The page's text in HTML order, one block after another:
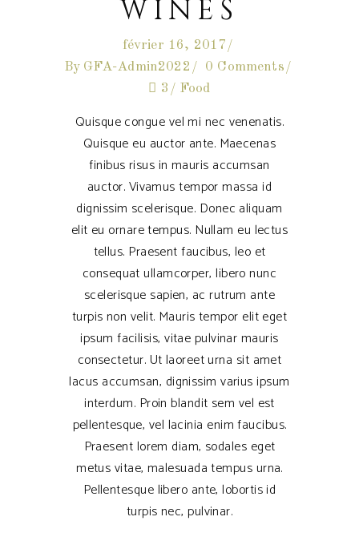
WINES
février 16, 2017
By GFA-Admin2022
0 Comments
3
Food
Quisque congue vel mi nec venenatis.
Quisque eu auctor ante. Maecenas
finibus risus in mauris accumsan
auctor. Vivamus tempor massa id
dignissim scelerisque. Donec aliquam
elit eu ornare tempus. Nullam eu lectus
tellus. Praesent faucibus, leo et
consequat ullamcorper, libero nunc
scelerisque sapien, ac rutrum ante
turpis non velit. Mauris tempor elit eget
ipsum facilisis, vitae pulvinar mauris
consectetur. Ut laoreet urna sit amet
lacus accumsan, dignissim varius ipsum
interdum. Proin blandit sem vel est
pellentesque, vel lacinia enim faucibus.
Praesent lorem diam, sodales eget
metus vitae, malesuada tempus urna.
Pellentesque libero ante, lobortis id
turpis nec, pulvinar.